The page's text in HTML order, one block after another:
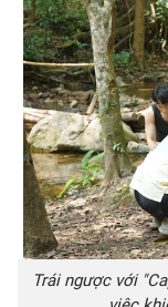
Trái ngược với